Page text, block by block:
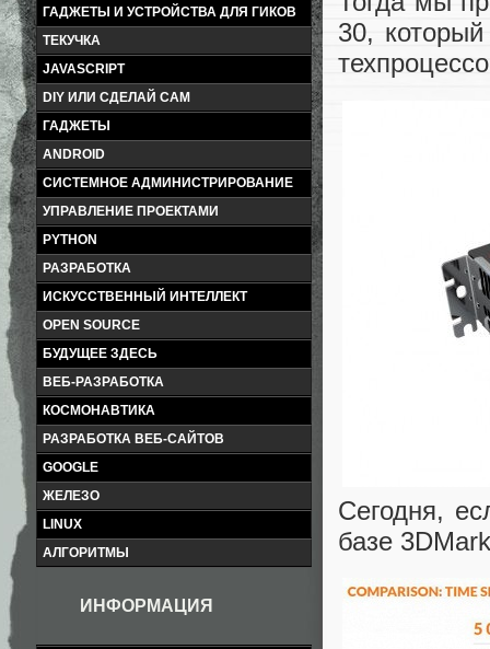
ГАДЖЕТЫ И УСТРОЙСТВА ДЛЯ ГИКОВ
ТЕКУЧКА
JAVASCRIPT
DIY ИЛИ СДЕЛАЙ САМ
ГАДЖЕТЫ
ANDROID
СИСТЕМНОЕ АДМИНИСТРИРОВАНИЕ
УПРАВЛЕНИЕ ПРОЕКТАМИ
PYTHON
РАЗРАБОТКА
ИСКУССТВЕННЫЙ ИНТЕЛЛЕКТ
OPEN SOURCE
БУДУЩЕЕ ЗДЕСЬ
ВЕБ-РАЗРАБОТКА
КОСМОНАВТИКА
РАЗРАБОТКА ВЕБ-САЙТОВ
GOOGLE
ЖЕЛЕЗО
LINUX
АЛГОРИТМЫ
ИНФОРМАЦИЯ
30,
Сегодня,
базе